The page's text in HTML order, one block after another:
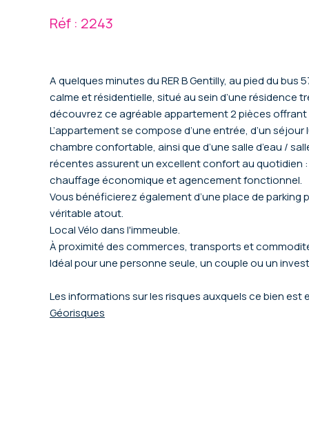
Réf : 2243
A quelques minutes du RER B Gentilly, au pied du bus
calme et résidentielle, situé au sein d’une résidence
découvrez ce agréable appartement 2 pièces
L’appartement se compose d’une entrée, d’un
chambre confortable, ainsi que d’une salle d’eau /
récentes assurent un excellent confort au quotidien
chauffage économique et agencement fonctionnel.
Vous bénéficierez également d’une place de parking
véritable atout.
Local Vélo dans l'immeuble.
À proximité des commerces, transports et
Idéal pour une personne seule, un couple ou un
Les informations sur les risques auxquels ce bien est
Géorisques